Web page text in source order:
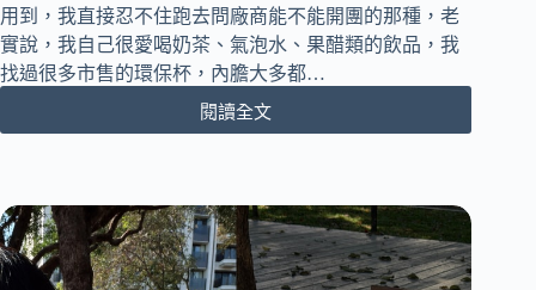
用到，我直接忍不住跑去問廠商能不能開團的那種，老
實說，我自己很愛喝奶茶、氣泡水、果醋類的飲品，我
找過很多市售的環保杯，內膽大多都…
閱讀全文
最
環
保
杯